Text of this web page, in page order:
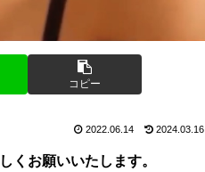
コピー
2022.06.14 2024.03.16
くお願いいたします。